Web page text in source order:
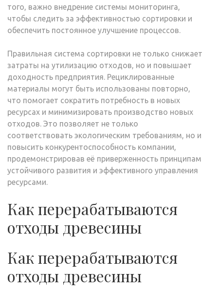
того, важно внедрение системы мониторинга,
чтобы следить за эффективностью сортировки и
обеспечить постоянное улучшение процессов.
Правильная система сортировки не только снижает
затраты на утилизацию отходов, но и повышает
доходность предприятия. Рециклированные
материалы могут быть использованы повторно,
что помогает сократить потребность в новых
ресурсах и минимизировать производство новых
отходов. Это позволяет не только
соответствовать экологическим требованиям, но и
повысить конкурентоспособность компании,
продемонстрировав её приверженность принципам
устойчивого развития и эффективного управления
ресурсами.
Как перерабатываются
отходы древесины
Как перерабатываются
отходы древесины